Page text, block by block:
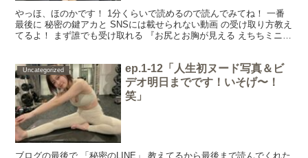
やっほ、ほのかです！ 1分くらいで読めるので読んでみてね！ 一番
最後に 秘密の鍵アカと SNSには載せられない動画 の受け取り方教え
てるよ！ まず誰でも受け取れる 『お尻とお胸が見える えちちミニ写
Uncategorized
ep.1-12「人生初ヌード写真＆ビ
デオ明日までです！いそげ〜！
笑」
ブログの最後で 「秘密のLINE」 教えてるから最後まで読んでくれた